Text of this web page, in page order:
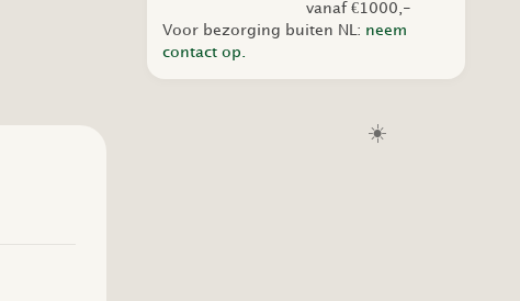
vanaf €1000,-
Voor bezorging buiten NL: neem
contact op.
☀️